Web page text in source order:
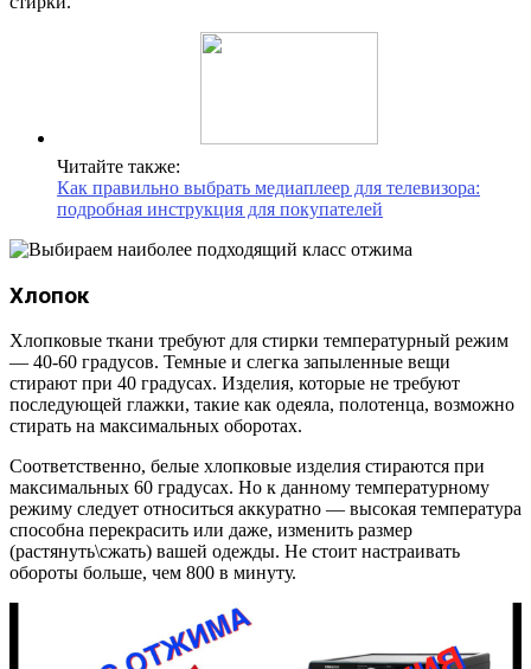
Читайте также:
Как правильно выбрать медиаплеер для телевизора:
подробная инструкция для покупателей
Хлопок
Хлопковые ткани требуют для стирки температурный режим
— 40-60 градусов. Темные и слегка запыленные вещи
стирают при 40 градусах. Изделия, которые не требуют
последующей глажки, такие как одеяла, полотенца, возможно
стирать на максимальных оборотах.
Соответственно, белые хлопковые изделия стираются при
максимальных 60 градусах. Но к данному температурному
режиму следует относиться аккуратно — высокая температура
способна перекрасить или даже, изменить размер
(растянуть\сжать) вашей одежды. Не стоит настраивать
обороты больше, чем 800 в минуту.